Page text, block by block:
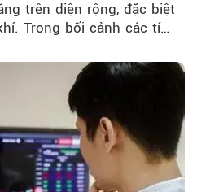
trên diện rộng, đặc biệt
Trong bối cảnh các tín